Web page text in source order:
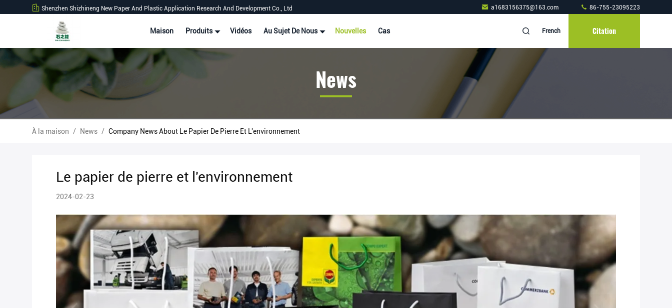
Shenzhen Shizhineng New Paper And Plastic Application Research And Development Co., Ltd a1683156375@163.com 86-755-23095223
Maison Produits Vidéos Au Sujet De Nous Nouvelles Cas French Citation
News
À la maison / News / Company News About Le Papier De Pierre Et L'environnement
Le papier de pierre et l'environnement
2024-02-23